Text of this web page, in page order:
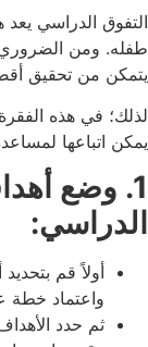
التفوق الدراسي
طفله. ومن الضروري
يتمكن من تحقيق
لذلك؛ في هذه
يمكن اتباعها
1. وضع
الدراسي:
أولاً قم
واعتماد خطة
ثم حدد